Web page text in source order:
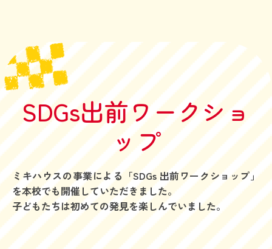
SDGs出前ワークショ
ップ
ミキハウスの事業による「SDGs 出前ワークショップ」
を本校でも開催していただきました。
子どもたちは初めての発見を楽しんでいました。